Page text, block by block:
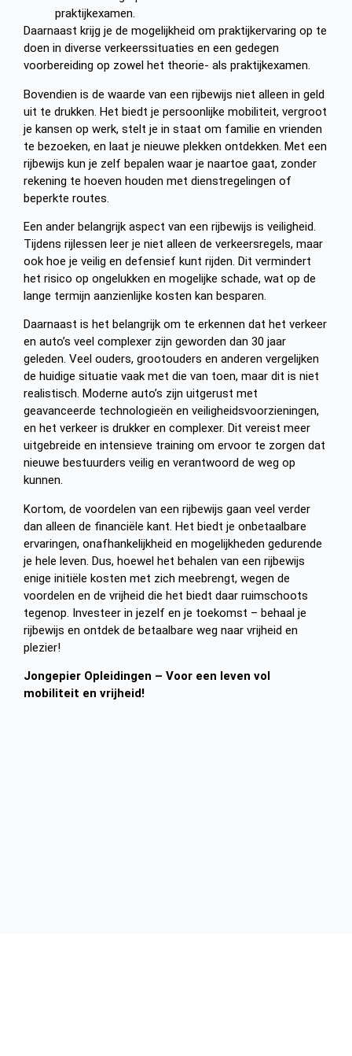
praktijkexamen.
Daarnaast krijg je de mogelijkheid om praktijkervaring op te
doen in diverse verkeerssituaties en een gedegen
voorbereiding op zowel het theorie- als praktijkexamen.
Bovendien is de waarde van een rijbewijs niet alleen in geld
uit te drukken. Het biedt je persoonlijke mobiliteit, vergroot
je kansen op werk, stelt je in staat om familie en vrienden
te bezoeken, en laat je nieuwe plekken ontdekken. Met een
rijbewijs kun je zelf bepalen waar je naartoe gaat, zonder
rekening te hoeven houden met dienstregelingen of
beperkte routes.
Een ander belangrijk aspect van een rijbewijs is veiligheid.
Tijdens rijlessen leer je niet alleen de verkeersregels, maar
ook hoe je veilig en defensief kunt rijden. Dit vermindert
het risico op ongelukken en mogelijke schade, wat op de
lange termijn aanzienlijke kosten kan besparen.
Daarnaast is het belangrijk om te erkennen dat het verkeer
en auto’s veel complexer zijn geworden dan 30 jaar
geleden. Veel ouders, grootouders en anderen vergelijken
de huidige situatie vaak met die van toen, maar dit is niet
realistisch. Moderne auto’s zijn uitgerust met
geavanceerde technologieën en veiligheidsvoorzieningen,
en het verkeer is drukker en complexer. Dit vereist meer
uitgebreide en intensieve training om ervoor te zorgen dat
nieuwe bestuurders veilig en verantwoord de weg op
kunnen.
Kortom, de voordelen van een rijbewijs gaan veel verder
dan alleen de financiële kant. Het biedt je onbetaalbare
ervaringen, onafhankelijkheid en mogelijkheden gedurende
je hele leven. Dus, hoewel het behalen van een rijbewijs
enige initiële kosten met zich meebrengt, wegen de
voordelen en de vrijheid die het biedt daar ruimschoots
tegenop. Investeer in jezelf en je toekomst – behaal je
rijbewijs en ontdek de betaalbare weg naar vrijheid en
plezier!
Jongepier Opleidingen – Voor een leven vol
mobiliteit en vrijheid!